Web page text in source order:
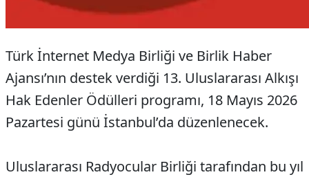
Türk İnternet Medya Birliği ve Birlik Haber
Ajansı’nın destek verdiği 13. Uluslararası Alkışı
Hak Edenler Ödülleri programı, 18 Mayıs 2026
Pazartesi günü İstanbul’da düzenlenecek.
Uluslararası Radyocular Birliği tarafından bu yıl